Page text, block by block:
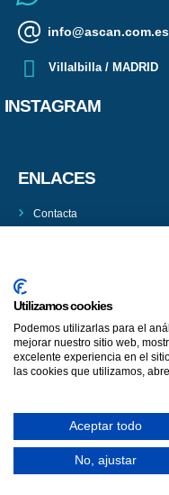
info@ascan.com.es
Villalbilla / MADRID
INSTAGRAM
ENLACES
Contacta
donación
Utilizamos cookies
Podemos utilizarlas para el
mejorar nuestro sitio web,
excelente experiencia en el
las cookies que utilizamos,
Aceptar todo
No, ajustar